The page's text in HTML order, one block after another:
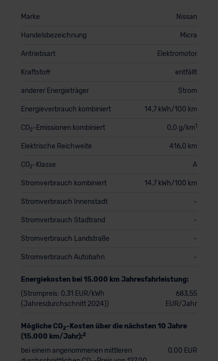
Marke Nissan
Handelsbezeichnung Micra
Antriebsart Elektromotor
Kraftstoff entfällt
anderer Energieträger Strom
Energieverbrauch kombiniert 14,7 kWh/100 km
CO2-Emissionen kombiniert 0,0 g/km1
Elektrische Reichweite 416,0 km
CO2-Klasse A
Stromverbrauch kombiniert 14,7 kWh/100 km
Stromverbrauch Innenstadt -
Stromverbrauch Stadtrand -
Stromverbrauch Landstraße -
Stromverbrauch Autobahn -
Energiekosten bei 15.000 km Jahresfahrleistung:
(Strompreis: 0,31 EUR/kWh
(Jahresdurchschnitt 2024))
683,55
EUR/Jahr
Mögliche CO2-Kosten über die nächsten 10 Jahre
(15.000 km/Jahr):2
bei einem angenommenen mittleren
0,00 EUR